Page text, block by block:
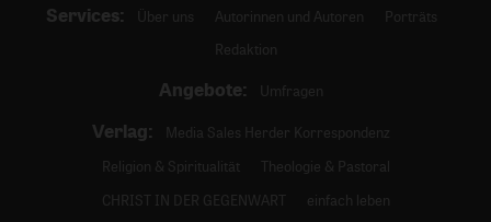
Services: Über uns Autorinnen und Autoren
Porträts
Redaktion
Angebote: Umfragen
Verlag:
Media Sales Herder Korrespondenz
Religion & Spiritualität
Theologie & Pastoral
CHRIST IN DER GEGENWART
einfach leben